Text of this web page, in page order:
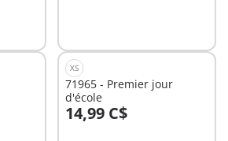
XS
71965 - Premier jour
d'école
14,99 C$
Au panier